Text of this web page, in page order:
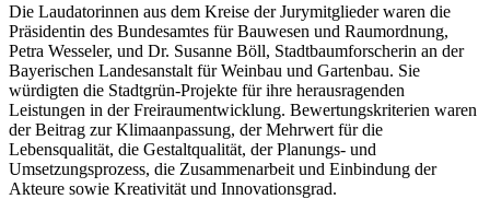
Die Laudatorinnen aus dem Kreise der Jurymitglieder waren die
Präsidentin des Bundesamtes für Bauwesen und Raumordnung,
Petra Wesseler, und Dr. Susanne Böll, Stadtbaumforscherin an der
Bayerischen Landesanstalt für Weinbau und Gartenbau. Sie
würdigten die Stadtgrün-Projekte für ihre herausragenden
Leistungen in der Freiraumentwicklung. Bewertungskriterien waren
der Beitrag zur Klimaanpassung, der Mehrwert für die
Lebensqualität, die Gestaltqualität, der Planungs- und
Umsetzungsprozess, die Zusammenarbeit und Einbindung der
Akteure sowie Kreativität und Innovationsgrad.